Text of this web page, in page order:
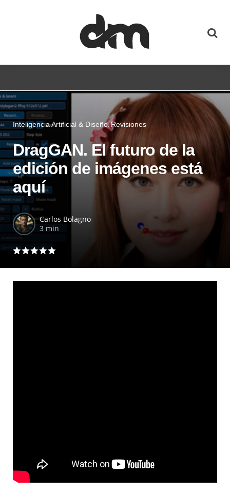
Inteligencia Artificial & Diseño Revisiones
DragGAN. El futuro de la
edición de imágenes está
aquí
Carlos Bolagno
3 min